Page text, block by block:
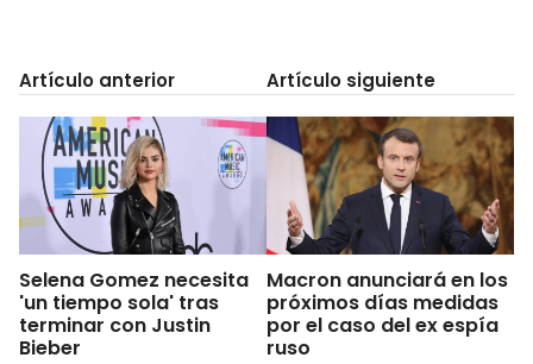
Artículo anterior
Selena Gomez necesita
'un tiempo sola' tras
terminar con Justin
Bieber
Artículo siguiente
Macron anunciará en los
próximos días medidas
por el caso del ex espía
ruso